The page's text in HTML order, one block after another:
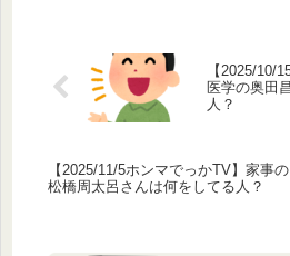
【2025/10/
医学の奥田
人？
【2025/11/5ホンマでっかTV】家事の
松橋周太呂さんは何をしてる人？